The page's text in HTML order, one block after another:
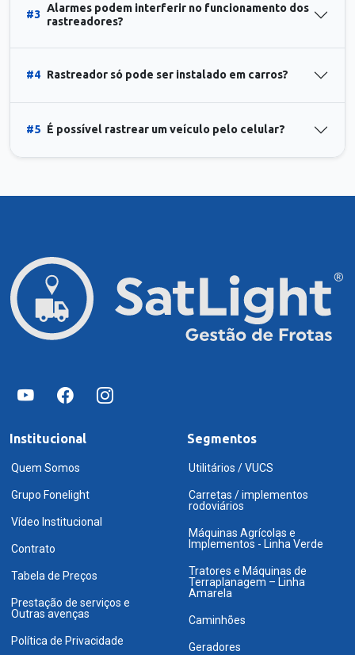
#3
Alarmes podem interferir no funcionamento dos
rastreadores?
#4 Rastreador só pode ser instalado em carros?
#5 É possível rastrear um veículo pelo celular?
Institucional
Quem Somos
Grupo Fonelight
Vídeo Institucional
Contrato
Tabela de Preços
Prestação de serviços e
Outras avenças
Política de Privacidade
Segmentos
Utilitários / VUCS
Carretas / implementos
rodoviários
Máquinas Agrícolas e
Implementos - Linha Verde
Tratores e Máquinas de
Terraplanagem – Linha
Amarela
Caminhões
Geradores